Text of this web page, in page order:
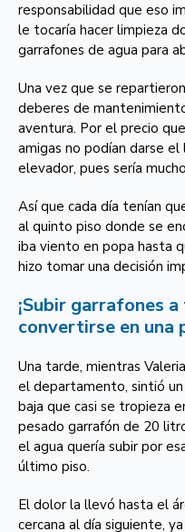
responsabilidad que eso
le tocaría hacer limpieza
garrafones de agua para
Una vez que se
deberes de
aventura. Por el precio
amigas no podían darse
elevador, pues sería
Así que cada día tenían
al quinto piso donde se
iba viento en popa hasta
hizo tomar una decisión
¡Subir garrafones
convertirse en una
Una tarde, mientras
el departamento, sintió
baja que casi se tropieza
pesado garrafón de 20
el agua quería subir por
último piso.
El dolor la llevó hasta el
cercana al día siguiente,